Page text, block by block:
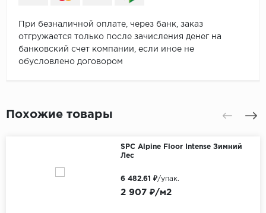
При безналичной оплате, через банк, заказ
отгружается только после зачисления денег на
банковский счет компании, если иное не
обусловлено договором
Похожие товары
SPC Alpine Floor Intense Зимний
Лес
2 907 ₽/м2
6 482.61 ₽/упак.